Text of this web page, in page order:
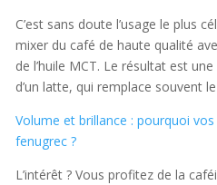
C’est sans doute l’usage le plus
mixer du café de haute qualité
de l’huile MCT. Le résultat est
d’un latte, qui remplace souvent
Volume et brillance : pourquoi
fenugrec ?
L’intérêt ? Vous profitez de la